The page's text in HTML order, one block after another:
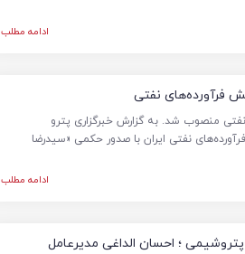
ادامه مطلب
فرآورده‌های نفتی
منصوب شد. به گزارش خبرگزاری پترو
نفتی ایران با صدور حکمی «سیدرضا
ادامه مطلب
؛ احسان الداغی مدیرعامل